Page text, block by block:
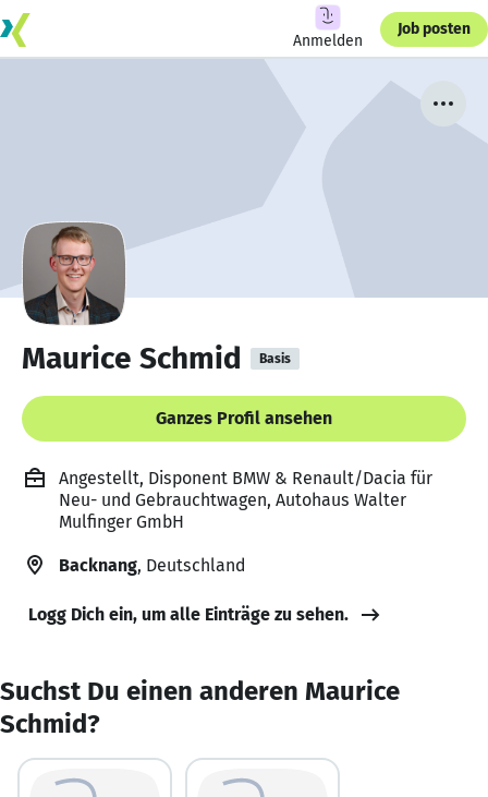
Anmelden
Job posten
Maurice Schmid Basis
Ganzes Profil ansehen
Angestellt, Disponent BMW & Renault/Dacia für
Neu- und Gebrauchtwagen, Autohaus Walter
Mulfinger GmbH
Backnang, Deutschland
Logg Dich ein, um alle Einträge zu sehen.
Suchst Du einen anderen Maurice
Schmid?